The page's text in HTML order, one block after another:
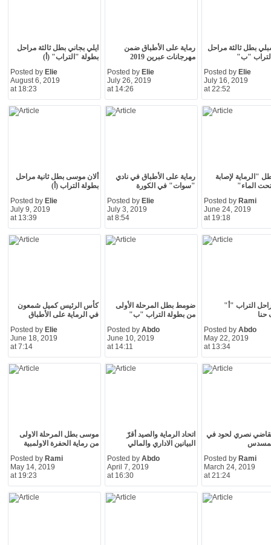
ايلي بجاني بطل ثالثة مراحل
بطولة "التراب" (أ)
Posted by Elie
August 6, 2019
at 18:23
رماية على الأطباق ضمن
مهرجانات عبرين 2019
Posted by Elie
July 26, 2019
at 14:26
بطل ثالثة مراحل
"ب"
Posted by Elie
July 16, 2019
at 22:52
ألان موسى بطل ثانية مراحل
بطولة التراب (أ)
Posted by Elie
July 9, 2019
at 13:39
رماية على الأطباق في نادي
"سوات" في الكورة
Posted by Elie
July 3, 2019
at 8:54
"الرماية لإصابة
الماء"
Posted by Rami
June 24, 2019
at 19:18
كأس الرئيس كميل شمعون
في الرماية على الأطباق
Posted by Elie
June 18, 2019
at 7:14
ضومط بطل المرحلة الأولى
من بطولة التراب "ب"
Posted by Abdo
June 10, 2019
at 14:11
التراب "أ"
حنا
Posted by Abdo
May 22, 2019
at 13:34
موسى بطل المرحلة الاولى
من رماية الحفرة الاولمبية
Posted by Rami
May 14, 2019
at 19:23
اتحاد الرماية والصيد أقرّ
البيانين الاداري والمالي
Posted by Abdo
April 7, 2019
at 16:30
نصري لحود في
Posted by Rami
March 24, 2019
at 21:24